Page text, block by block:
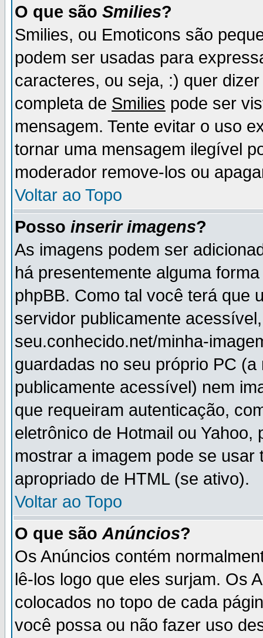
O que são Smilies?
Smilies, ou Emoticons são
podem ser usadas para
caracteres, ou seja, :) quer
completa de Smilies pode ser
mensagem. Tente evitar o uso
tornar uma mensagem ilegível
moderador remove-los ou
Voltar ao Topo
Posso inserir imagens?
As imagens podem ser
há presentemente alguma
phpBB. Como tal você terá que
servidor publicamente
seu.conhecido.net/minha-
guardadas no seu próprio PC
publicamente acessível) nem
que requeiram autenticação,
eletrônico de Hotmail ou
mostrar a imagem pode se
apropriado de HTML (se ativo).
Voltar ao Topo
O que são Anúncios?
Os Anúncios contém
lê-los logo que eles surjam. Os
colocados no topo de cada
você possa ou não fazer uso